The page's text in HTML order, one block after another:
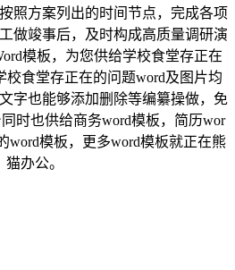
照方案列出的时间节点，完成各项
做竣事后，及时构成高质量调研演
模板，为您供给学校食堂存正在
校食堂存正在的问题word及图片均
字也能够添加删除等编纂操做，免
时也供给商务word模板，简历wor
word模板，更多word模板就正在熊
猫办公。